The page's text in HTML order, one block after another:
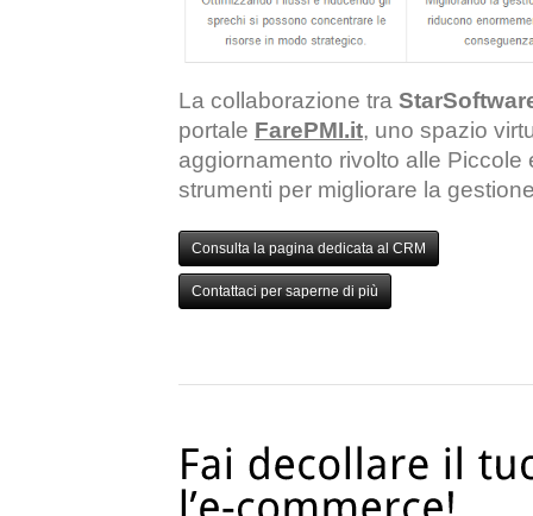
La collaborazione tra
portale FarePMI.it, uno spazio
aggiornamento rivolto alle Piccole
strumenti per migliorare la
Consulta la pagina dedicata al CRM
Contattaci per saperne di più